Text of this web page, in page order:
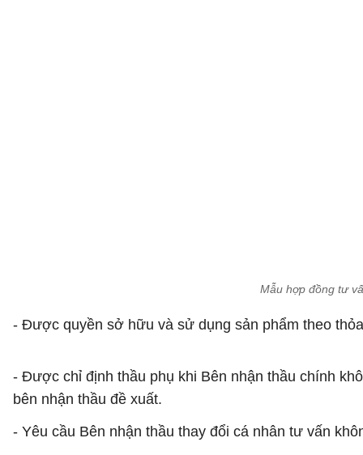
Mẫu hợp đồng tư
- Được quyền sở hữu và sử dụng sản phẩm theo
- Được chỉ định thầu phụ khi Bên nhận thầu chính
bên nhận thầu đề xuất.
- Yêu cầu Bên nhận thầu thay đổi cá nhân tư vấn